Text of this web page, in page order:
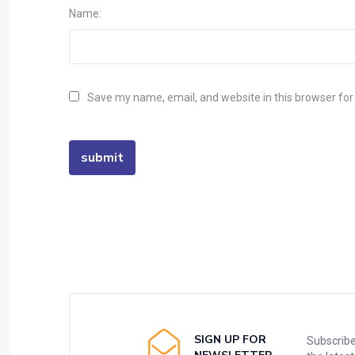
Name:
Save my name, email, and website in this browser
SIGN UP FOR